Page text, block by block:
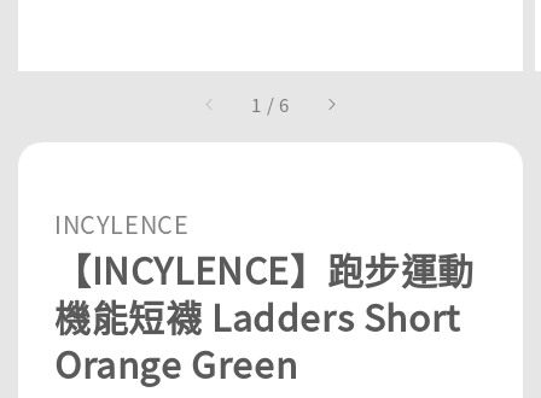
1 / 6
INCYLENCE
【INCYLENCE】跑步運動
機能短襪 Ladders Short
Orange Green